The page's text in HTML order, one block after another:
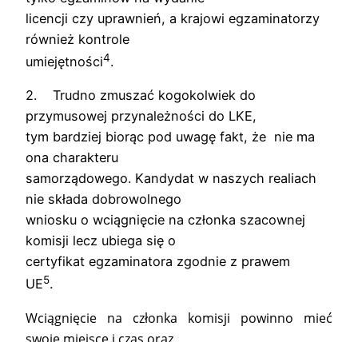
licencji czy uprawnień, a krajowi egzaminatorzy
również kontrole
umiejętności4.
2. Trudno zmuszać kogokolwiek do
przymusowej przynależności do LKE,
tym bardziej biorąc pod uwagę fakt, że nie ma
ona charakteru
samorządowego. Kandydat w naszych realiach
nie składa dobrowolnego
wniosku o wciągnięcie na członka szacownej
komisji lecz ubiega się o
certyfikat egzaminatora zgodnie z prawem
UE5.
Wciągnięcie na członka komisji powinno mieć